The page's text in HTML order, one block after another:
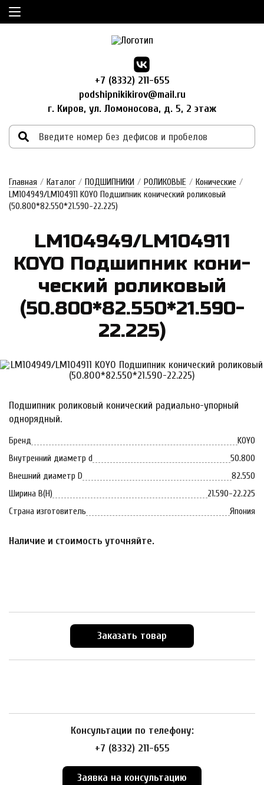
+7 (8332) 211-655
podshipnikikirov@mail.ru
г. Киров, ул. Ломоносова, д. 5, 2 этаж
Главная / Каталог / ПОДШИПНИКИ / РОЛИКОВЫЕ / Конические /
LM104949/LM104911 KOYO Подшипник конический роликовый
(50.800*82.550*21.590-22.225)
LM104949/LM104911
KOYO Под­шипник ко­ни­
чес­кий ро­ли­ко­вый
(50.800*82.550*21.590-
22.225)
Подшипник роликовый конический радиально-упорный
однорядный.
Бренд
KOYO
Внутренний диаметр d
50.800
Внешний диаметр D
82.550
Ширина B(H)
21.590-22.225
Страна изготовитель
Япония
Наличие и стоимость уточняйте.
Заказать товар
Консультации по телефону:
+7 (8332) 211-655
Заявка на консультацию